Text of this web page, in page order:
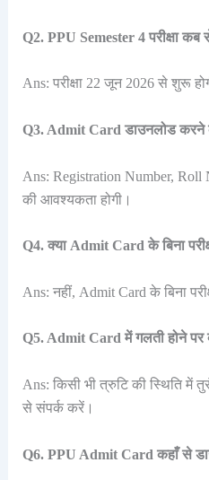
Q2. PPU Semester 4 परीक्षा कब
Ans: परीक्षा 22 जून 2026 से शुरू
Q3. Admit Card डाउनलोड करने
Ans: Registration Number, Roll
की आवश्यकता होगी।
Q4. क्या Admit Card के बिना
Ans: नहीं, Admit Card के बिना
Q5. Admit Card में गलती होने पर
Ans: किसी भी त्रुटि की स्थिति में
से संपर्क करें।
Q6. PPU Admit Card कहाँ से